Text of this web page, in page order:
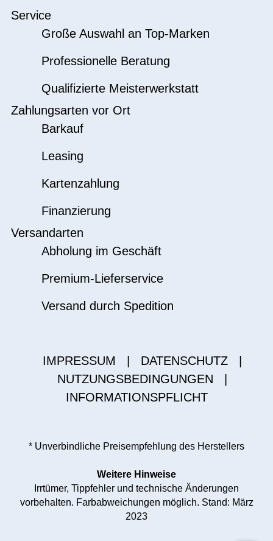
Service
Große Auswahl an Top-Marken
Professionelle Beratung
Qualifizierte Meisterwerkstatt
Zahlungsarten vor Ort
Barkauf
Leasing
Kartenzahlung
Finanzierung
Versandarten
Abholung im Geschäft
Premium-Lieferservice
Versand durch Spedition
IMPRESSUM DATENSCHUTZ
NUTZUNGSBEDINGUNGEN
INFORMATIONSPFLICHT
* Unverbindliche Preisempfehlung des Herstellers
Weitere Hinweise
Irrtümer, Tippfehler und technische Änderungen
vorbehalten. Farbabweichungen möglich. Stand: März
2023